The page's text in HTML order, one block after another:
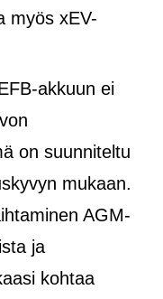
myös xEV-
akkuun ei
on suunniteltu
mukaan.
AGM-
ja
kohtaa